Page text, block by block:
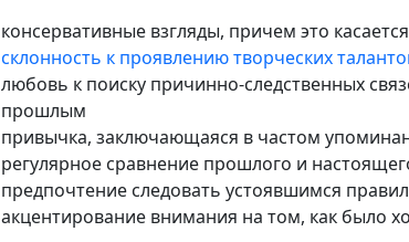
консервативные взгляды, причем это
склонность к проявлению творческих
любовь к поиску причинно-следственных
прошлым
привычка, заключающаяся в частом
регулярное сравнение прошлого и
предпочтение следовать устоявшимся
акцентирование внимания на том, как было